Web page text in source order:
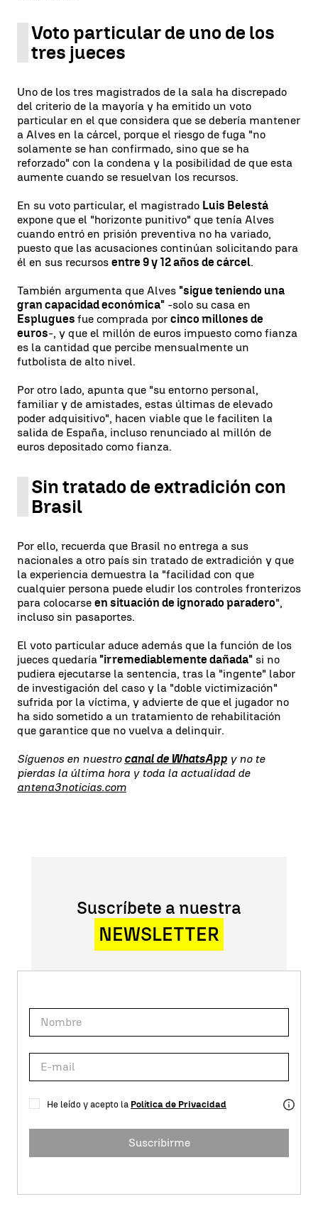
Voto particular de uno de los
tres jueces
Uno de los tres magistrados de la sala ha discrepado
del criterio de la mayoría y ha emitido un voto
particular en el que considera que se debería mantener
a Alves en la cárcel, porque el riesgo de fuga "no
solamente se han confirmado, sino que se ha
reforzado" con la condena y la posibilidad de que esta
aumente cuando se resuelvan los recursos.
En su voto particular, el magistrado Luis Belestá
expone que el "horizonte punitivo" que tenía Alves
cuando entró en prisión preventiva no ha variado,
puesto que las acusaciones continúan solicitando para
él en sus recursos entre 9 y 12 años de cárcel.
También argumenta que Alves "sigue teniendo una
gran capacidad económica" -solo su casa en
Esplugues fue comprada por cinco millones de
euros-, y que el millón de euros impuesto como fianza
es la cantidad que percibe mensualmente un
futbolista de alto nivel.
Por otro lado, apunta que "su entorno personal,
familiar y de amistades, estas últimas de elevado
poder adquisitivo", hacen viable que le faciliten la
salida de España, incluso renunciado al millón de
euros depositado como fianza.
Sin tratado de extradición con
Brasil
Por ello, recuerda que Brasil no entrega a sus
nacionales a otro país sin tratado de extradición y que
la experiencia demuestra la "facilidad con que
cualquier persona puede eludir los controles fronterizos
para colocarse en situación de ignorado paradero",
incluso sin pasaportes.
El voto particular aduce además que la función de los
jueces quedaría "irremediablemente dañada" si no
pudiera ejecutarse la sentencia, tras la "ingente" labor
de investigación del caso y la "doble victimización"
sufrida por la víctima, y advierte de que el jugador no
ha sido sometido a un tratamiento de rehabilitación
que garantice que no vuelva a delinquir.
Síguenos en nuestro canal de WhatsApp y no te
pierdas la última hora y toda la actualidad de
antena3noticias.com
Suscríbete a nuestra
NEWSLETTER
He leído y acepto la Política de Privacidad
Suscribirme